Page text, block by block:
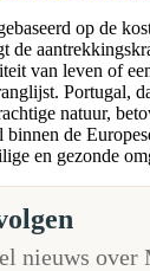
op de
de
van leven of
Portugal,
natuur,
binnen de
en gezonde
nieuws over